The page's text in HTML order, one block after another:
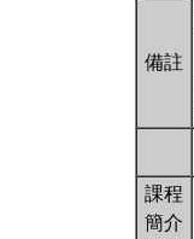
備註
課程
簡介